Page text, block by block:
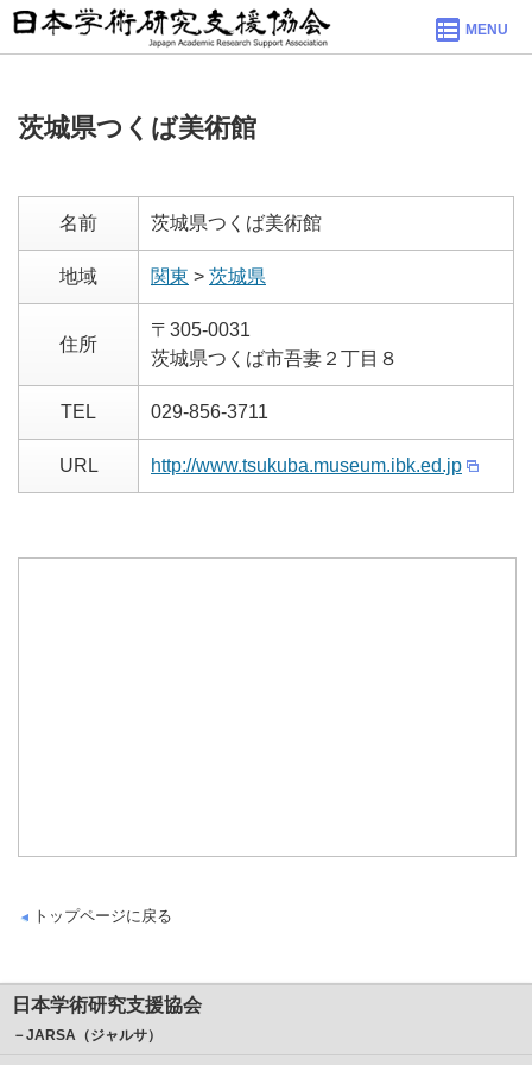
MENU
茨城県つくば美術館
名前 茨城県つくば美術館
地域 関東 > 茨城県
住所
〒305-0031
茨城県つくば市吾妻２丁目８
TEL 029-856-3711
URL http://www.tsukuba.museum.ibk.ed.jp
トップページに戻る
日本学術研究支援協会
－JARSA（ジャルサ）